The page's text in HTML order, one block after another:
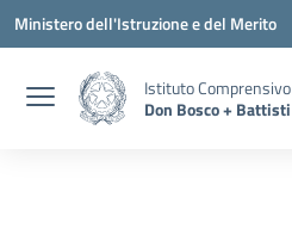
Vai ai contenuti
Vai al menu di navigazione
Vai al footer
Ministero dell'Istruzione e del Merito
Istituto Comprensivo
Don Bosco + Battisti